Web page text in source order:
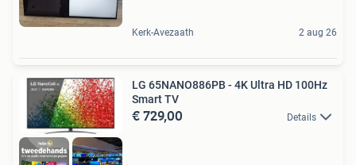
Kerk-Avezaath 2 aug 26
LG 65NANO886PB - 4K Ultra HD 100Hz
Smart TV
€ 729,00 Details